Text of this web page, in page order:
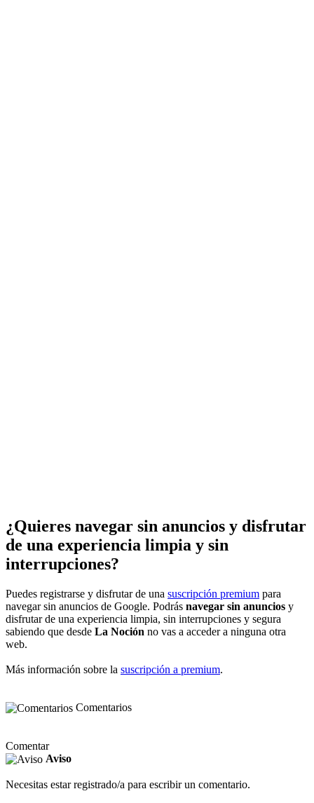
¿Quieres navegar sin anuncios y disfrutar
de una experiencia limpia y sin
interrupciones?
Puedes registrarse y disfrutar de una suscripción premium para
navegar sin anuncios de Google. Podrás navegar sin anuncios y
disfrutar de una experiencia limpia, sin interrupciones y segura
sabiendo que desde La Noción no vas a acceder a ninguna otra
web.
Más información sobre la suscripción a premium.
Comentarios
Comentar
Aviso
Necesitas estar registrado/a para escribir un comentario.